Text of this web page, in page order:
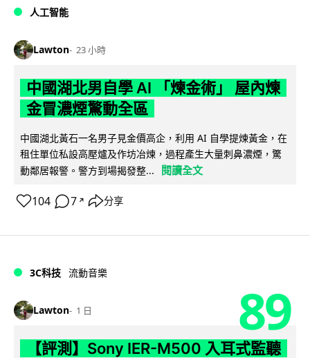
人工智能
Lawton 23 小時
中國湖北男自學 AI 「煉金術」 屋內煉
金冒濃煙驚動全區
中國湖北黃石一名男子見金價高企，利用 AI 自學提煉黃金，在
租住單位私設高壓爐及作坊冶煉，過程產生大量刺鼻濃煙，驚
動鄰居報警。警方到場揭發整...
閱讀全文
104 7 ↗ 分享
3C科技 流動音樂
Lawton 1 日 89
【評測】Sony IER-M500 入耳式監聽